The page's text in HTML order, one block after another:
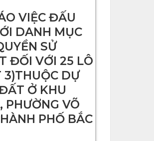
VIỆC ĐẤU
DANH MỤC
SỬ
ĐỐI VỚI 25 LÔ
DỰ
Ở KHU
PHƯỜNG VÕ
PHỐ BẮC